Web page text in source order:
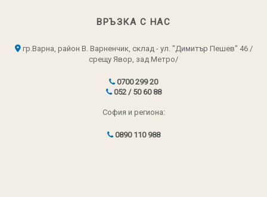
ВРЪЗКА С НАС
гр.Варна, район В. Варненчик, склад - ул. "Димитър Пешев" 46 /
срещу Явор, зад Метро/
0700 299 20
052 / 50 60 88
София и региона:
0890 110 988